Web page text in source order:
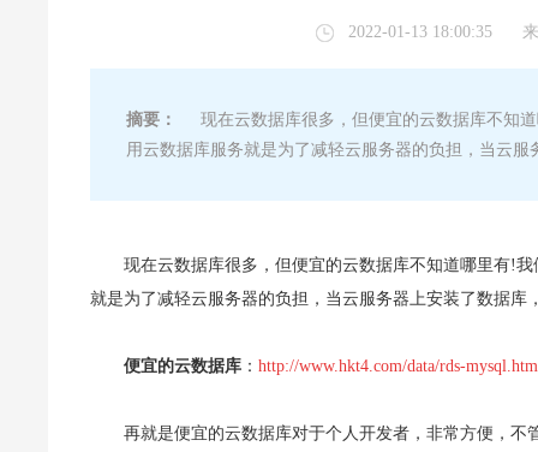
2022-01-13 18:00:35
摘要：
现在云数据库很多，但便宜的云数据库不知
用云数据库服务就是为了减轻云服务器的负担，当云
现在云数据库很多，但便宜的云数据库不知道哪里有!
就是为了减轻云服务器的负担，当云服务器上安装了数据库
便宜的云数据库 ： http://www.hkt4.com/data/rds-
再就是便宜的云数据库对于个人开发者，非常方便，